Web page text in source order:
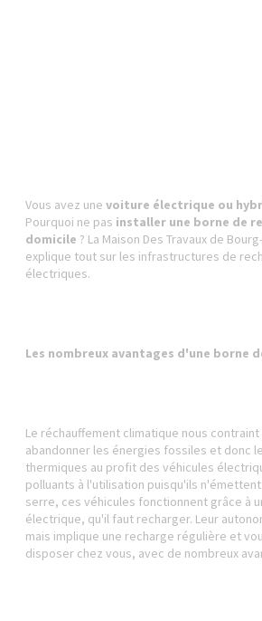
Vous avez unevoiture électrique ou
Pourquoi ne pas installer une borne de
domicile ? La Maison Des Travaux de
explique tout sur les infrastructures de
électriques.
Les nombreux avantages d'une borne
Le réchauffement climatique nous contraint
abandonner les énergies fossiles et donc
thermiques au profit des véhicules
polluants à l'utilisation puisqu'ils
serre, ces véhicules fonctionnent grâce à
électrique, qu'il faut recharger. Leur
mais implique une recharge régulière et
disposer chez vous, avec de nombreux